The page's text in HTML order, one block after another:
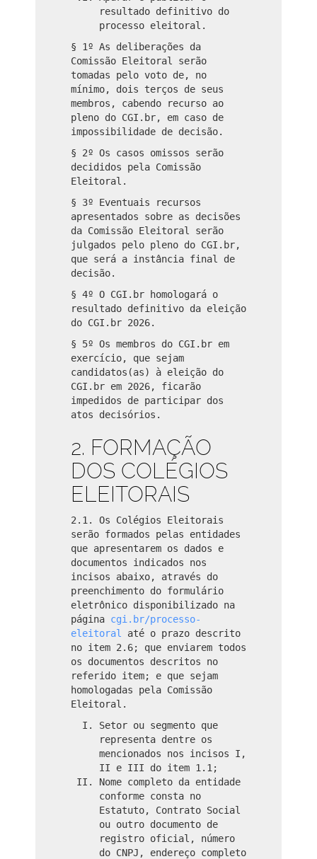
resultado definitivo do
processo eleitoral.
§ 1º As deliberações da
Comissão Eleitoral serão
tomadas pelo voto de, no
mínimo, dois terços de seus
membros, cabendo recurso ao
pleno do CGI.br, em caso de
impossibilidade de decisão.
§ 2º Os casos omissos serão
decididos pela Comissão
Eleitoral.
§ 3º Eventuais recursos
apresentados sobre as decisões
da Comissão Eleitoral serão
julgados pelo pleno do CGI.br,
que será a instância final de
decisão.
§ 4º O CGI.br homologará o
resultado definitivo da eleição
do CGI.br 2026.
§ 5º Os membros do CGI.br em
exercício, que sejam
candidatos(as) à eleição do
CGI.br em 2026, ficarão
impedidos de participar dos
atos decisórios.
2. FORMAÇÃO
DOS COLÉGIOS
ELEITORAIS
2.1. Os Colégios Eleitorais
serão formados pelas entidades
que apresentarem os dados e
documentos indicados nos
incisos abaixo, através do
preenchimento do formulário
eletrônico disponibilizado na
página cgi.br/processo-
eleitoral
até o prazo descrito
no item 2.6; que enviarem todos
os documentos descritos no
referido item; e que sejam
homologadas pela Comissão
Eleitoral.
Setor ou segmento que
representa dentre os
mencionados nos incisos I,
II e III do item 1.1;
Nome completo da entidade
conforme consta no
Estatuto, Contrato Social
ou outro documento de
registro oficial, número
do CNPJ, endereço completo